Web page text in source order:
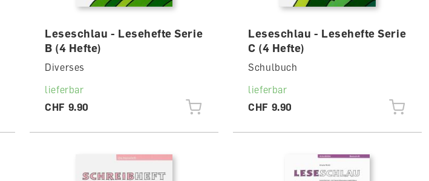
Leseschlau - Lesehefte Serie
B (4 Hefte)
Diverses
lieferbar
CHF 9.90
Leseschlau - Lesehefte Serie
C (4 Hefte)
Schulbuch
lieferbar
CHF 9.90